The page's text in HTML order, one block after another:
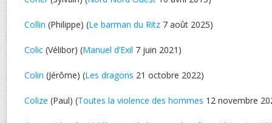
Collin (Philippe) (Le barman du Ritz 7 août 2025)
Colic (Vélibor) (Manuel d’Exil 7 juin 2021)
Colin (Jérôme) (Les dragons 21 octobre 2022)
Colize (Paul) (Toutes la violence des hommes 12 novembre